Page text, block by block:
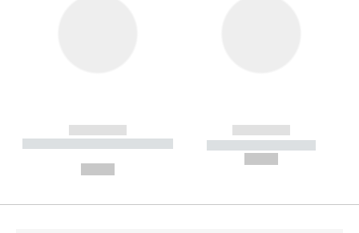
------------
----------- ----------- --------
------------
----------- -----------